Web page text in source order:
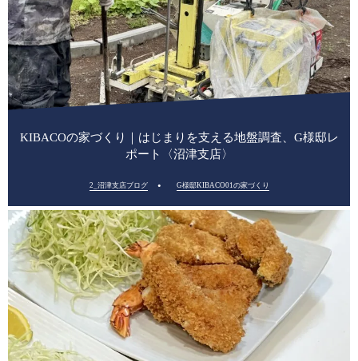
KIBACOの家づくり｜はじまりを支える地盤調査、G様邸レ
ポート〈沼津支店〉
2_沼津支店ブログ G様邸KIBACO01の家づくり